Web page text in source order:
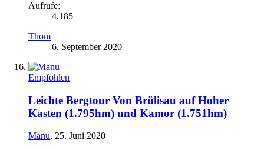
Aufrufe:
4.185
Thom
6. September 2020
Empfohlen
Leichte Bergtour Von Brülisau auf Hoher
Kasten (1.795hm) und Kamor (1.751hm)
Manu, 25. Juni 2020